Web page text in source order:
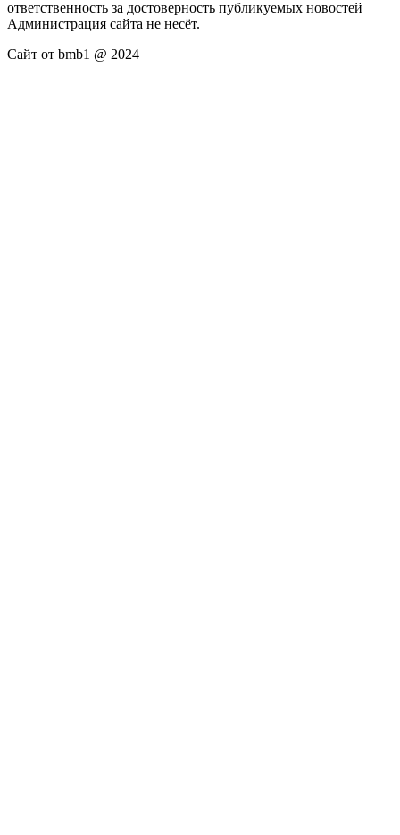
ответственность за достоверность публикуемых новостей
Администрация сайта не несёт.
Сайт от bmb1 @ 2024